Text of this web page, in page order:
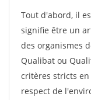
Tout d'abord, il
signifie être un
des organismes
Qualibat ou
critères stricts
respect de